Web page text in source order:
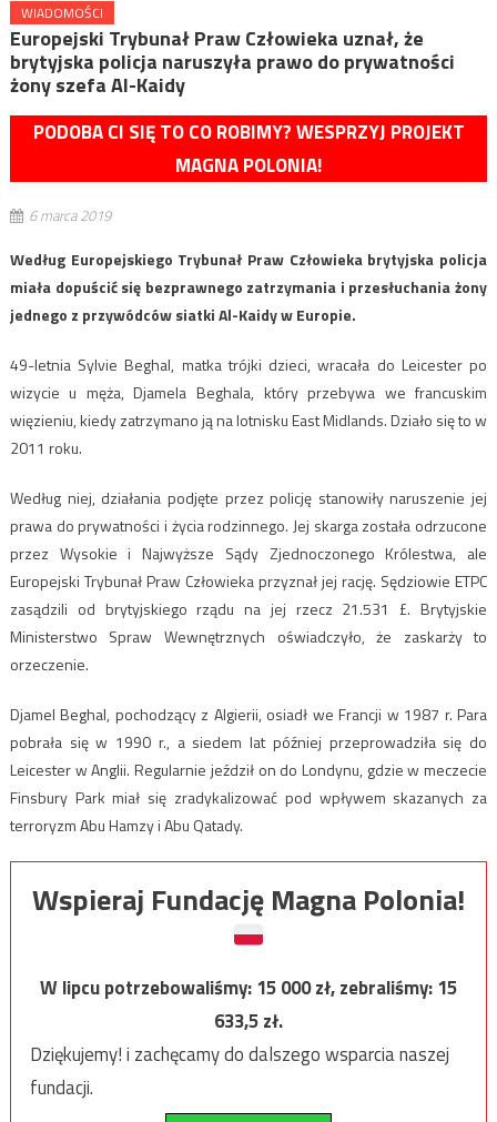
WIADOMOŚCI
Europejski Trybunał Praw Człowieka uznał, że
brytyjska policja naruszyła prawo do prywatności
żony szefa Al-Kaidy
PODOBA CI SIĘ TO CO ROBIMY? WESPRZYJ PROJEKT
MAGNA POLONIA!
6 marca 2019
Według Europejskiego Trybunał Praw Człowieka brytyjska policja
miała dopuścić się bezprawnego zatrzymania i przesłuchania żony
jednego z przywódców siatki Al-Kaidy w Europie.
49-letnia Sylvie Beghal, matka trójki dzieci, wracała do Leicester po
wizycie u męża, Djamela Beghala, który przebywa we francuskim
więzieniu, kiedy zatrzymano ją na lotnisku East Midlands. Działo się to w
2011 roku.
Według niej, działania podjęte przez policję stanowiły naruszenie jej
prawa do prywatności i życia rodzinnego. Jej skarga została odrzucone
przez Wysokie i Najwyższe Sądy Zjednoczonego Królestwa, ale
Europejski Trybunał Praw Człowieka przyznał jej rację. Sędziowie ETPC
zasądzili od brytyjskiego rządu na jej rzecz 21.531 £. Brytyjskie
Ministerstwo Spraw Wewnętrznych oświadczyło, że zaskarży to
orzeczenie.
Djamel Beghal, pochodzący z Algierii, osiadł we Francji w 1987 r. Para
pobrała się w 1990 r., a siedem lat później przeprowadziła się do
Leicester w Anglii. Regularnie jeździł on do Londynu, gdzie w meczecie
Finsbury Park miał się zradykalizować pod wpływem skazanych za
terroryzm Abu Hamzy i Abu Qatady.
Wspieraj Fundację Magna Polonia!
W lipcu potrzebowaliśmy:15 000zł, zebraliśmy:15
633,5zł.
Dziękujemy! i zachęcamy do dalszego wsparcia naszej
fundacji.